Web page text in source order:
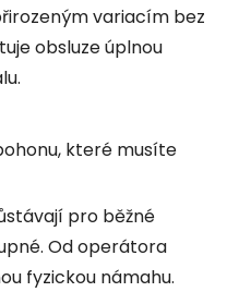
variacím bez
obsluze úplnou
které musíte
pro běžné
Od operátora
fyzickou námahu.